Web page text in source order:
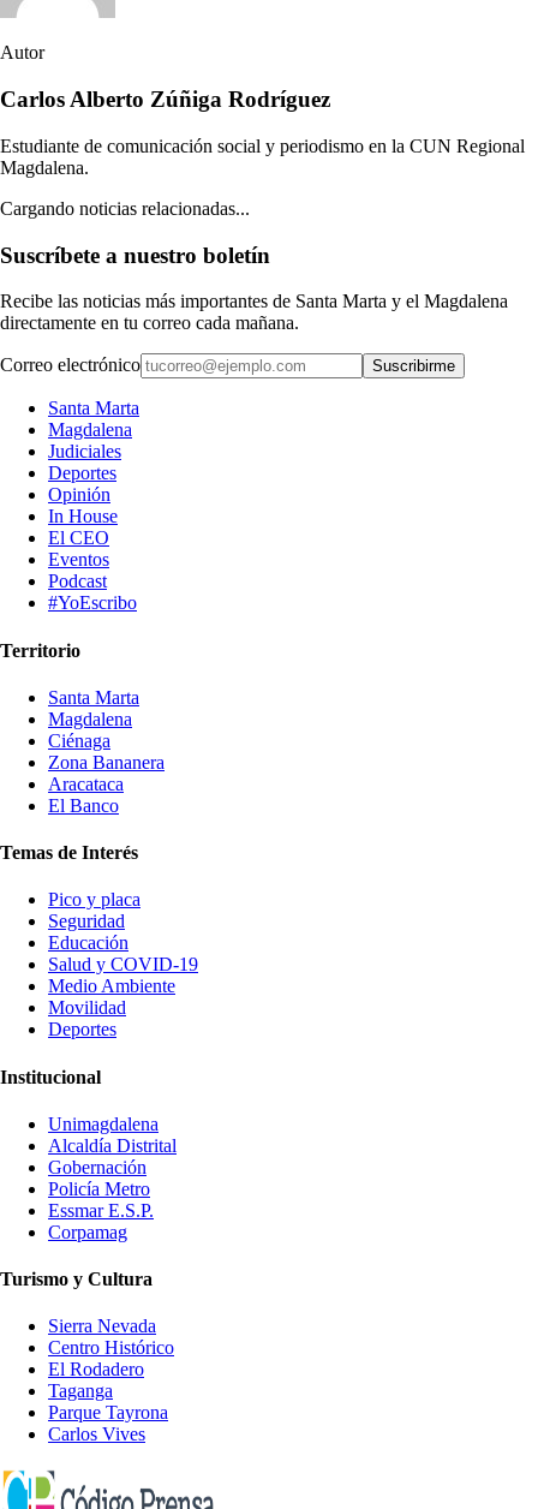
Autor
Carlos Alberto Zúñiga Rodríguez
Estudiante de comunicación social y periodismo en la CUN Regional
Magdalena.
Cargando noticias relacionadas...
Suscríbete a nuestro boletín
Recibe las noticias más importantes de Santa Marta y el Magdalena
directamente en tu correo cada mañana.
Correo electrónico Suscribirme
Santa Marta
Magdalena
Judiciales
Deportes
Opinión
In House
El CEO
Eventos
Podcast
#YoEscribo
Territorio
Santa Marta
Magdalena
Ciénaga
Zona Bananera
Aracataca
El Banco
Temas de Interés
Pico y placa
Seguridad
Educación
Salud y COVID-19
Medio Ambiente
Movilidad
Deportes
Institucional
Unimagdalena
Alcaldía Distrital
Gobernación
Policía Metro
Essmar E.S.P.
Corpamag
Turismo y Cultura
Sierra Nevada
Centro Histórico
El Rodadero
Taganga
Parque Tayrona
Carlos Vives